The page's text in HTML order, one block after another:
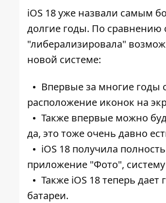
iOS 18 уже назвали самым
долгие годы. По
"либерализировала"
новой системе:
Впервые за многие годы
расположение иконок на
Также впервые можно
да, это тоже очень давно
iOS 18 получила
приложение "Фото",
Также iOS 18 теперь
батареи.